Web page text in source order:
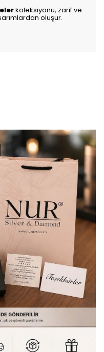
koleksiyonu, zarif ve
oluşur.